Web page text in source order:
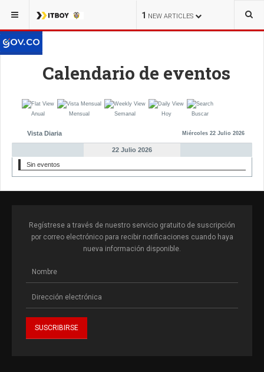
1 NEW ARTICLES
Calendario de eventos
Anual Mensual Semanal Hoy Buscar
Vista Diaria Miércoles 22 Julio 2026
22 Julio 2026
Sin eventos
Regístrese a través de nuestro servicio gratuito de suscripción
por correo electrónico para recibir notificaciones cuando haya
nueva información disponible.